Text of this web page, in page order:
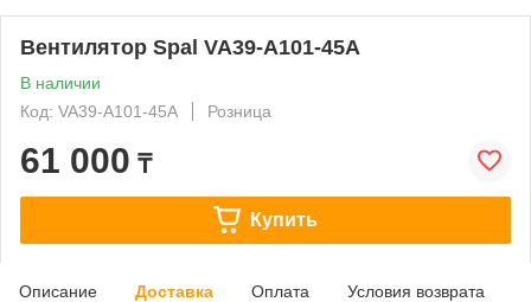
Вентилятор Spal VA39-A101-45A
В наличии
Код: VA39-A101-45A
Розница
61 000 ₸
Купить
Описание Доставка Оплата Условия возврата